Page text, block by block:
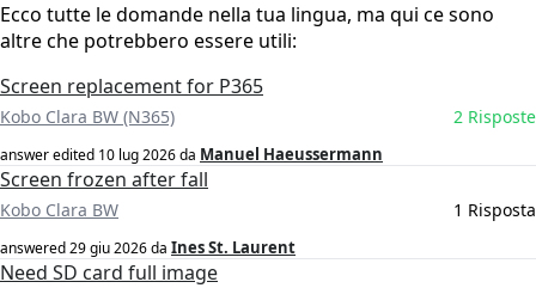
Ecco tutte le domande nella tua lingua, ma qui ce sono
altre che potrebbero essere utili:
Screen replacement for P365
Kobo Clara BW (N365) 2 Risposte
answer edited 10 lug 2026da Manuel Haeussermann
Screen frozen after fall
Kobo Clara BW 1 Risposta
answered29 giu 2026da Ines St. Laurent
Need SD card full image